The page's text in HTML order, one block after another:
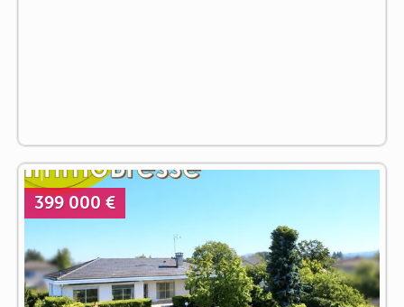
399 000 €